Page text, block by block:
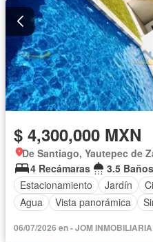
$ 4,300,000 MXN
De Santiago, Yautepec de
4 Recámaras
3.5 Baños
Estacionamiento
Jardín
Agua
Vista panorámica
06/07/2026 en - JOM